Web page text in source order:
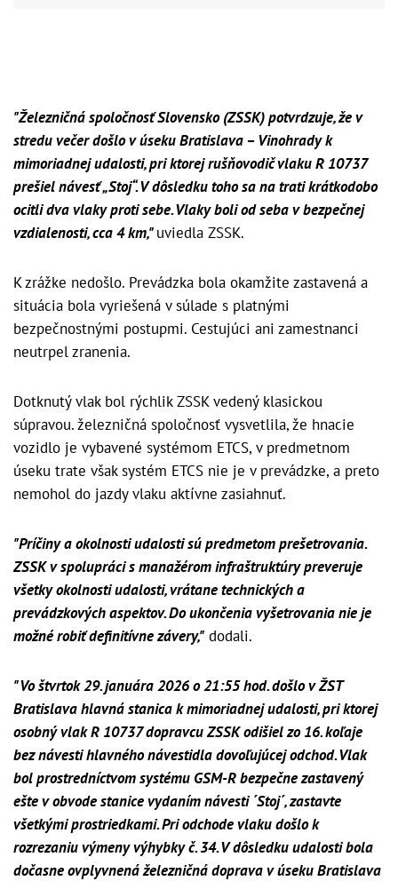
"Železničná spoločnosť Slovensko (ZSSK) potvrdzuje, že v
stredu večer došlo v úseku Bratislava – Vinohrady k
mimoriadnej udalosti, pri ktorej rušňovodič vlaku R 10737
prešiel návesť „Stoj“. V dôsledku toho sa na trati krátkodobo
ocitli dva vlaky proti sebe. Vlaky boli od seba v bezpečnej
vzdialenosti, cca 4 km,"uviedla ZSSK.
K zrážke nedošlo. Prevádzka bola okamžite zastavená a
situácia bola vyriešená v súlade s platnými
bezpečnostnými postupmi. Cestujúci ani zamestnanci
neutrpel zranenia.
Dotknutý vlak bol rýchlik ZSSK vedený klasickou
súpravou. železničná spoločnosť vysvetlila, že hnacie
vozidlo je vybavené systémom ETCS, v predmetnom
úseku trate však systém ETCS nie je v prevádzke, a preto
nemohol do jazdy vlaku aktívne zasiahnuť.
"Príčiny a okolnosti udalosti sú predmetom prešetrovania.
ZSSK v spolupráci s manažérom infraštruktúry preveruje
všetky okolnosti udalosti, vrátane technických a
prevádzkových aspektov. Do ukončenia vyšetrovania nie je
možné robiť definitívne závery," dodali.
"Vo štvrtok 29. januára 2026 o 21:55 hod. došlo v ŽST
Bratislava hlavná stanica k mimoriadnej udalosti, pri ktorej
osobný vlak R 10737 dopravcu ZSSK odišiel zo 16. koľaje
bez návesti hlavného návestidla dovoľujúcej odchod. Vlak
bol prostredníctvom systému GSM-R bezpečne zastavený
ešte v obvode stanice vydaním návesti ´Stoj´, zastavte
všetkými prostriedkami. Pri odchode vlaku došlo k
rozrezaniu výmeny výhybky č. 34. V dôsledku udalosti bola
dočasne ovplyvnená železničná doprava v úseku Bratislava